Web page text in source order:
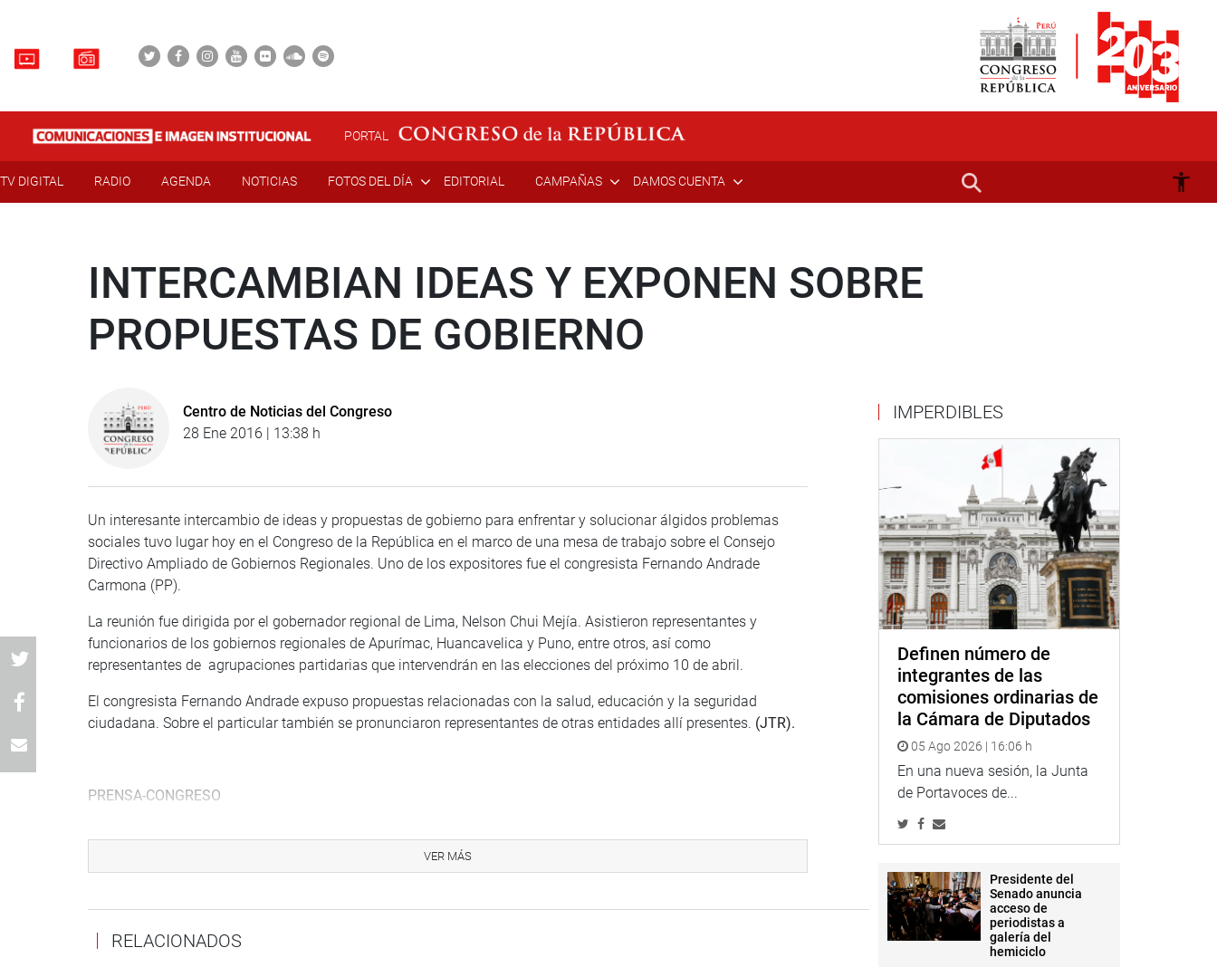
PORTAL
TV DIGITAL RADIO AGENDA NOTICIAS FOTOS DEL DÍA EDITORIAL CAMPAÑAS DAMOS CUENTA
INTERCAMBIAN IDEAS Y EXPONEN SOBRE
PROPUESTAS DE GOBIERNO
Centro de Noticias del Congreso
28 Ene 2016 | 13:38 h
Un interesante intercambio de ideas y propuestas de gobierno para enfrentar y solucionar álgidos problemas
sociales tuvo lugar hoy en el Congreso de la República en el marco de una mesa de trabajo sobre el Consejo
Directivo Ampliado de Gobiernos Regionales. Uno de los expositores fue el congresista Fernando Andrade
Carmona (PP).
La reunión fue dirigida por el gobernador regional de Lima, Nelson Chui Mejía. Asistieron representantes y
funcionarios de los gobiernos regionales de Apurímac, Huancavelica y Puno, entre otros, así como
representantes de agrupaciones partidarias que intervendrán en las elecciones del próximo 10 de abril.
El congresista Fernando Andrade expuso propuestas relacionadas con la salud, educación y la seguridad
ciudadana. Sobre el particular también se pronunciaron representantes de otras entidades allí presentes. (JTR).
PRENSA-CONGRESO
Enseguida transmitiremos la ampliación de esta noticia.
Facebook:https://www.facebook.com/congresoperu
VER MÁS
RELACIONADOS
IMPERDIBLES
Definen número de
integrantes de las
comisiones ordinarias de
la Cámara de Diputados
05 Ago 2026 | 16:06 h
En una nueva sesión, la Junta
de Portavoces de...
Presidente del
Senado anuncia
acceso de
periodistas a
galería del
hemiciclo